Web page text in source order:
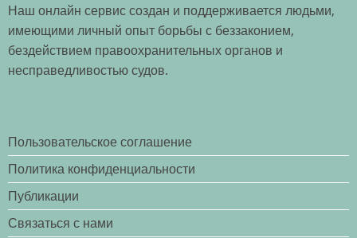
Наш онлайн сервис создан и поддерживается людьми,
имеющими личный опыт борьбы с беззаконием,
бездействием правоохранительных органов и
несправедливостью судов.
Пользовательское соглашение
Политика конфиденциальности
Публикации
Связаться с нами